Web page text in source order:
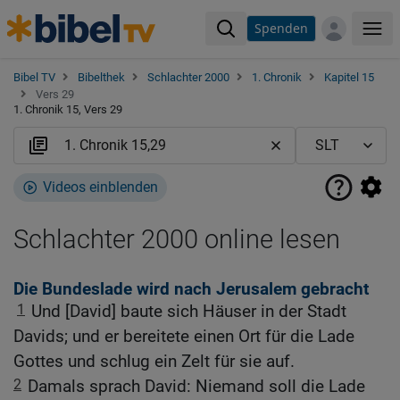
Spenden
Bibel TV Bibelthek Schlachter 2000 1. Chronik
Kapitel 15
Vers 29
1. Chronik 15, Vers 29
Videos einblenden
Schlachter 2000 online lesen
Die Bundeslade wird nach Jerusalem gebracht
1
Und [David] baute sich Häuser in der Stadt
Davids; und er bereitete einen Ort für die Lade
Gottes und schlug ein Zelt für sie auf.
2 Damals sprach David: Niemand soll die Lade